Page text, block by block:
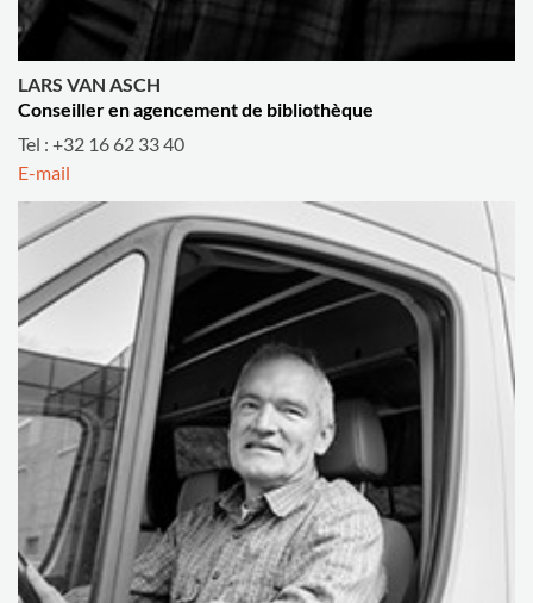
LARS VAN ASCH
Conseiller en agencement de bibliothèque
Tel : +32 16 62 33 40
E-mail